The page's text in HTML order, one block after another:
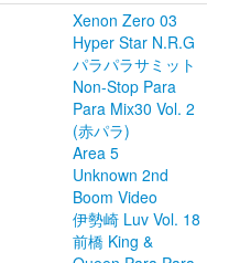
Xenon Zero 03
Hyper Star N.R.G
パラパラサミット
Non-Stop Para
Para Mix30 Vol. 2
(赤パラ)
Area 5
Unknown 2nd
Boom Video
伊勢崎 Luv Vol. 18
前橋 King &